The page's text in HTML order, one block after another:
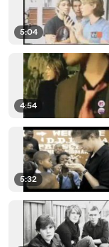
5:04
4:54
5:32